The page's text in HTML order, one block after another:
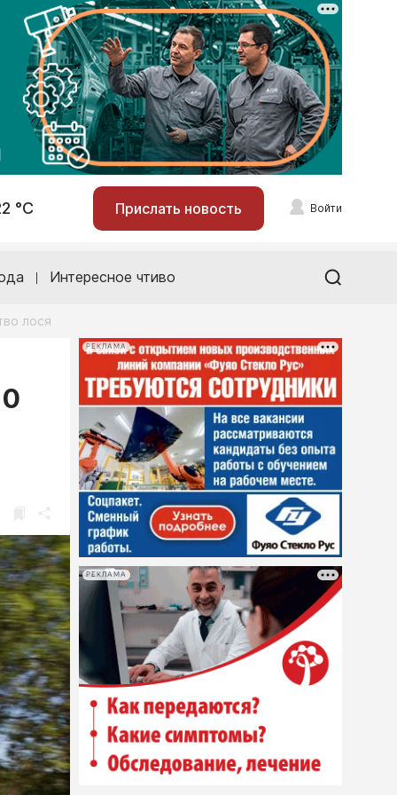
°С Прислать новость Войти
Интересное чтиво
лося
РЕКЛАМА
РЕКЛАМА